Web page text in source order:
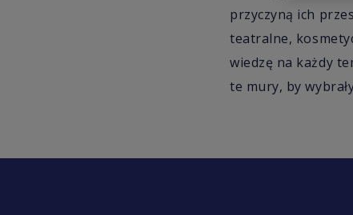
przyczyną ich
teatralne,
wiedzę na każdy
te mury, by